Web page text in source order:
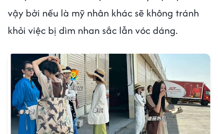
vậy bởi nếu là mỹ nhân khác sẽ không tránh
khỏi việc bị dìm nhan sắc lẫn vóc dáng.